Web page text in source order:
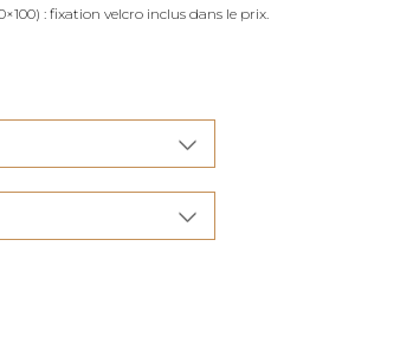
: fixation velcro inclus dans le prix.